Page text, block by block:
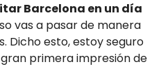
Barcelona en un día
vas a pasar de manera
Dicho esto, estoy seguro
primera impresión de